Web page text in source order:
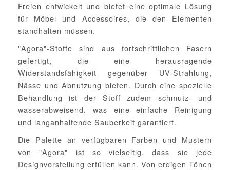
Freien entwickelt und bietet eine optimale Lösung
für Möbel und Accessoires, die den Elementen
standhalten müssen.
"Agora"-Stoffe sind aus fortschrittlichen Fasern
gefertigt, die eine herausragende
Widerstandsfähigkeit gegenüber UV-Strahlung,
Nässe und Abnutzung bieten. Durch eine spezielle
Behandlung ist der Stoff zudem schmutz- und
wasserabweisend, was eine einfache Reinigung
und langanhaltende Sauberkeit garantiert.
Die Palette an verfügbaren Farben und Mustern
von "Agora" ist so vielseitig, dass sie jede
Designvorstellung erfüllen kann. Von erdigen Tönen